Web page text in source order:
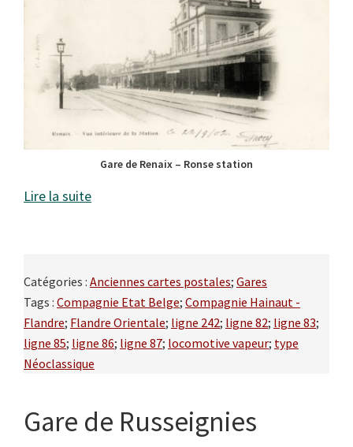
Gare de Renaix – Ronse station
Lire la suite
Catégories : Anciennes cartes postales; Gares
Tags : Compagnie Etat Belge; Compagnie Hainaut -
Flandre; Flandre Orientale; ligne 242; ligne 82; ligne 83;
ligne 85; ligne 86; ligne 87; locomotive vapeur; type
Néoclassique
Gare de Russeignies